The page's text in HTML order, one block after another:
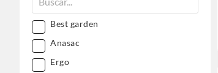
Best garden
Anasac
Ergo